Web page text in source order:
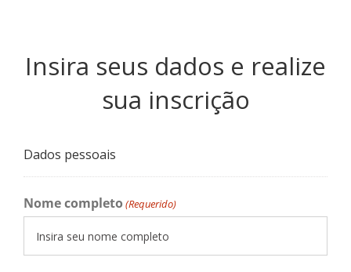
Insira seus dados e realize
sua inscrição
Dados pessoais
Nome completo (Requerido)